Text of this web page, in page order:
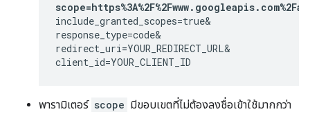
include_granted_scopes=true&
response_type=code&
redirect_uri=YOUR_REDIRECT_URL&
client_id=YOUR_CLIENT_ID
พารามิเตอร์ scope มีขอบเขตที่ไม่ต้องลงชื่อเข้าใช้มากกว่า